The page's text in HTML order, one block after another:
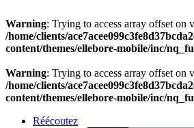
Warning: Trying to access array offset on
/home/clients/
content/themes/ellebore-mobile/inc/
Warning: Trying to access array offset on
/home/clients/
content/themes/ellebore-mobile/inc/
Réécoutez